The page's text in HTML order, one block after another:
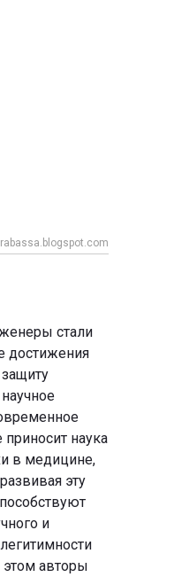
стали
достижения
наука
в медицине,
эту
и
этом авторы